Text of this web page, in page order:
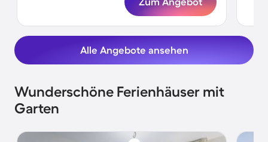
Alle Angebote ansehen
Wunderschöne Ferienhäuser mit
Garten